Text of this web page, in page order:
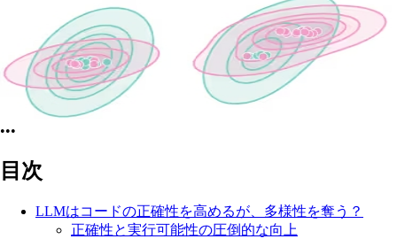
•••
目次
LLMはコードの正確性を高めるが、多様性を奪う？
正確性と実行可能性の圧倒的な向上